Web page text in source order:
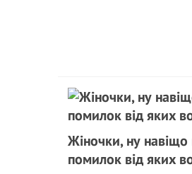
Жіночки, ну
помилок від яких